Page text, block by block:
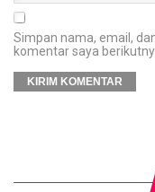
Simpan nama, email,
komentar saya